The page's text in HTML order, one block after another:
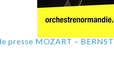
presse MOZART –